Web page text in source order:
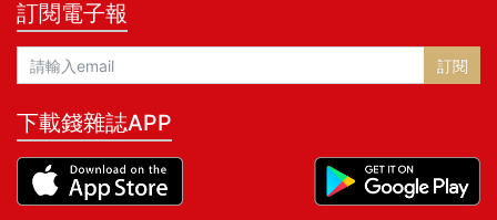
訂閱電子報
訂閱
下載錢雜誌APP